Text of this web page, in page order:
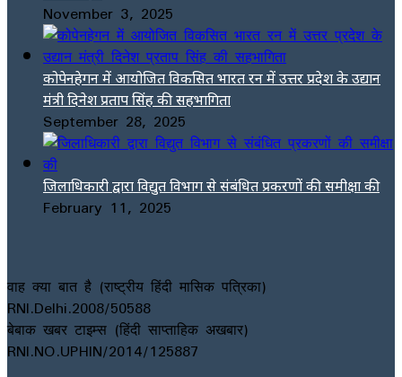
November 3, 2025
कोपेनहेगन में आयोजित विकसित भारत रन में उत्तर प्रदेश के उद्यान
मंत्री दिनेश प्रताप सिंह की सहभागिता
September 28, 2025
जिलाधिकारी द्वारा विद्युत विभाग से संबंधित प्रकरणों की समीक्षा की
February 11, 2025
वाह क्या बात है (राष्ट्रीय हिंदी मासिक पत्रिका)
RNI.Delhi.2008/50588
बेबाक खबर टाइम्स (हिंदी साप्ताहिक अखबार)
RNI.NO.UPHIN/2014/125887